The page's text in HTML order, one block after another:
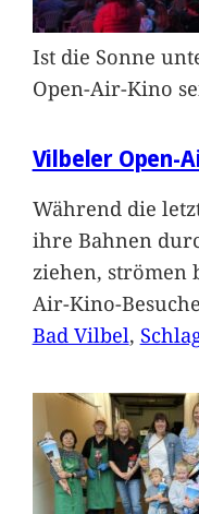
Ist die Sonne
Open-Air-Kino
Vilbeler Open-
Während die
ihre Bahnen
ziehen, strömen
Air-Kino-
Bad Vilbel,